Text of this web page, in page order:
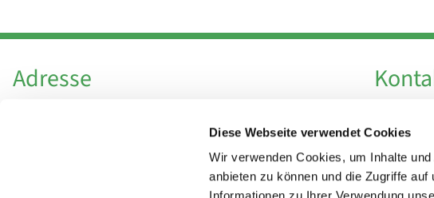
Diese Webseite verwendet Cookies
Wir verwenden Cookies, um Inhalte
anbieten zu können und die Zugriffe
Adresse
Hl. Theresa von Avila Berlin Nordost
Leitender Pfarrer - Norbert Pomplun
Fax +49
E-Mail